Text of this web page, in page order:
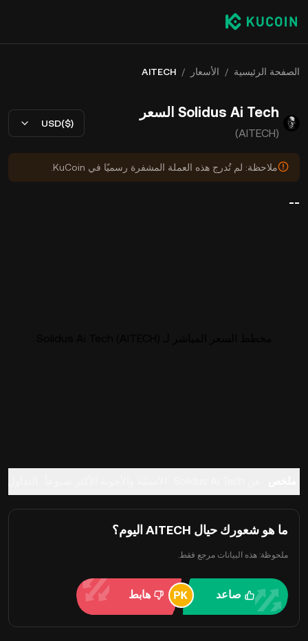
الصفحة الرئيسية / الأسعار /
AITECH
Solidus Ai Tech السعر
(AITECH)
USD($)
ملاحظة: لم تُدرج هذه العملة المشفرة رسميًا في KuCoin.
--
ما هو شعورك حيال AITECH اليوم؟
ملحوظة: هذه البيانات مرجع فقط.
صاعد هابط